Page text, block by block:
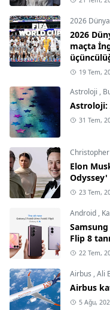
2026 Dünya
2026
maçta
19 Tem,
Astroloji ,
Astroloji:
31 Tem,
Elon
23 Tem,
Android ,
Flip 8
22 Tem,
Airbus ,Ali
Airbus
5 Ağu,